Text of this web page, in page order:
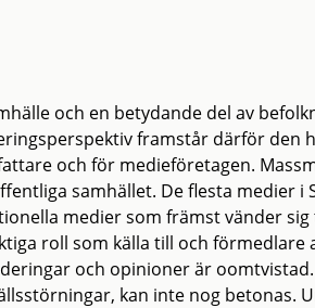
och en betydande del av
framstår därför den
och för medieföretagen.
samhället. De flesta medier i
medier som främst vänder
roll som källa till och förmedlare
och opinioner är
kan inte nog betonas.